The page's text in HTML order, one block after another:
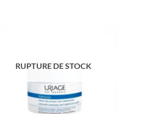
RUPTURE DE STOCK